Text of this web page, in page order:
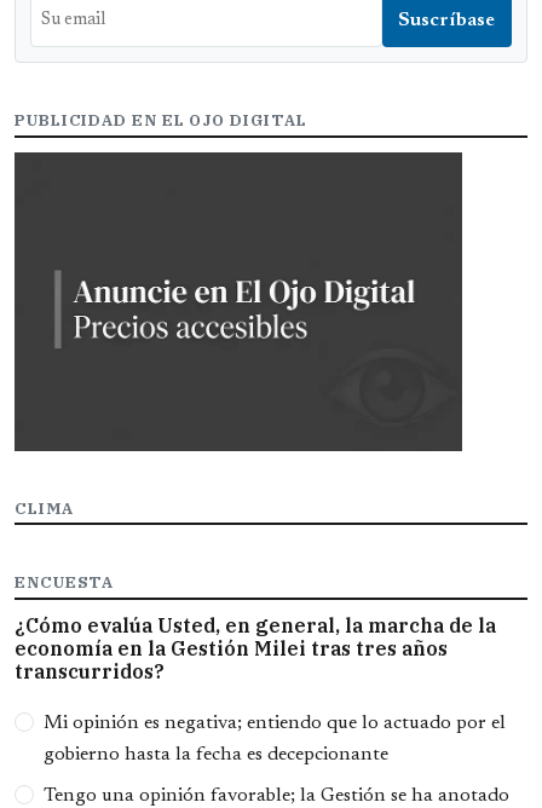
PUBLICIDAD EN EL OJO DIGITAL
CLIMA
ENCUESTA
¿Cómo evalúa Usted, en general, la marcha de la
economía en la Gestión Milei tras tres años
transcurridos?
Opciones
Mi opinión es negativa; entiendo que lo actuado por el
gobierno hasta la fecha es decepcionante
Tengo una opinión favorable; la Gestión se ha anotado